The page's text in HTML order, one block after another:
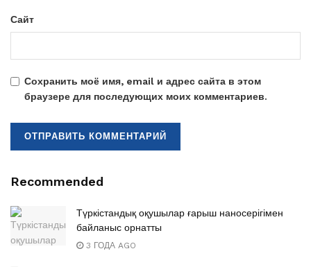
Сайт
Сохранить моё имя, email и адрес сайта в этом
браузере для последующих моих комментариев.
Recommended
Түркістандық оқушылар ғарыш наносерігімен
байланыс орнатты
3 ГОДА AGO